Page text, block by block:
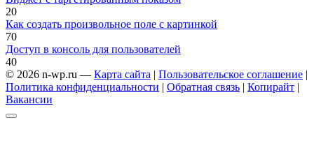
20
Как создать произвольное поле с картинкой
70
Доступ в консоль для пользователей
40
© 2026 n-wp.ru — Карта сайта | Пользовательское соглашение |
Политика конфиденциальности | Обратная связь | Копирайт |
Вакансии